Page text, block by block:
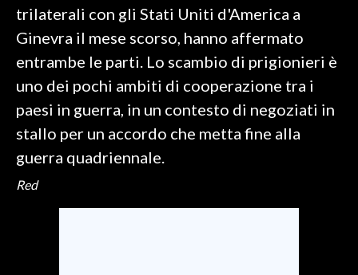
CULTURA
GOSSIP
SALUTE
SARDEGNA TURISMO
trilaterali con gli Stati Uniti d'America a
Ginevra il mese scorso, hanno affermato
entrambe le parti. Lo scambio di prigionieri è
uno dei pochi ambiti di cooperazione tra i
paesi in guerra, in un contesto di negoziati in
stallo per un accordo che metta fine alla
guerra quadriennale.
Red